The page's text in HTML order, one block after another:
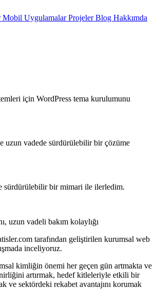
Mobil UygulamalarProjelerBlog Hakkımda
için WordPress tema kurulumunu
uzun vadede sürdürülebilir bir çözüme
sürdürülebilir bir mimari ile ilerledim.
uzun vadeli bakım kolaylığı
tarafından geliştirilen kurumsal web
inceliyoruz.
kimliğin önemi her geçen gün artmakta ve
artırmak, hedef kitleleriyle etkili bir
ve sektördeki rekabet avantajını korumak